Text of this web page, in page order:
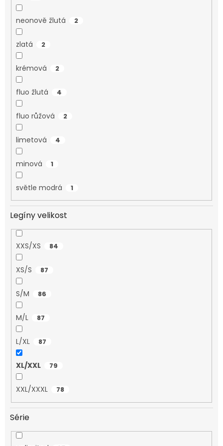
neonově žlutá 2
zlatá 2
krémová 2
fluo žlutá 4
fluo růžová 2
limetová 4
minová 1
světle modrá 1
Legíny velikost
XXS/XS 84
XS/S 87
S/M 86
M/L 87
L/XL 87
XL/XXL 79
XXL/XXXL 78
Série